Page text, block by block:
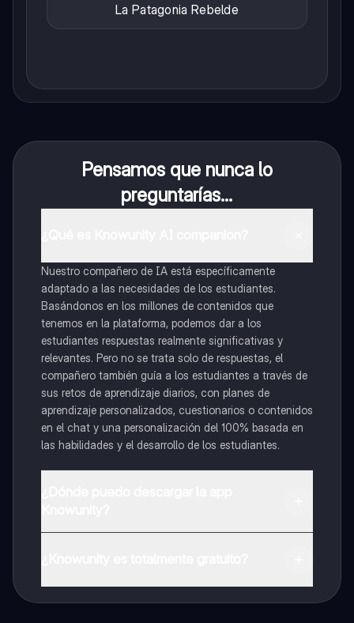
La Patagonia Rebelde
Pensamos que nunca lo
preguntarías...
Nuestro compañero de IA está específicamente
adaptado a las necesidades de los estudiantes.
Basándonos en los millones de contenidos que
tenemos en la plataforma, podemos dar a los
estudiantes respuestas realmente significativas y
relevantes. Pero no se trata solo de respuestas, el
compañero también guía a los estudiantes a través de
sus retos de aprendizaje diarios, con planes de
aprendizaje personalizados, cuestionarios o contenidos
en el chat y una personalización del 100% basada en
las habilidades y el desarrollo de los estudiantes.